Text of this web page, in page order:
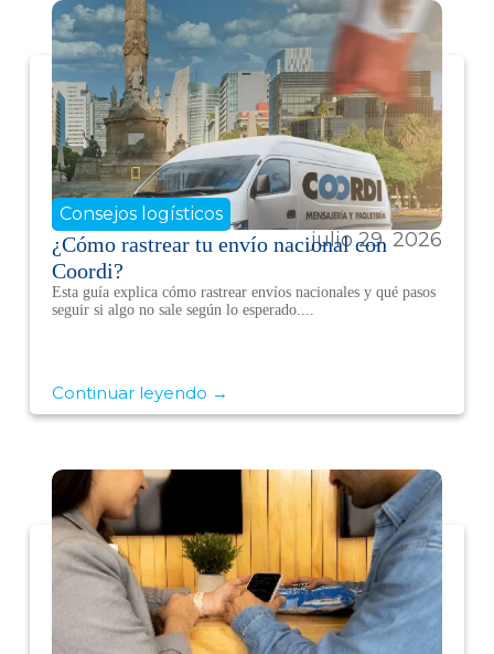
julio 29, 2026
Consejos logísticos
¿Cómo rastrear tu envío nacional con
Coordi?
Esta guía explica cómo rastrear envíos nacionales y qué pasos
seguir si algo no sale según lo esperado....
Continuar leyendo →